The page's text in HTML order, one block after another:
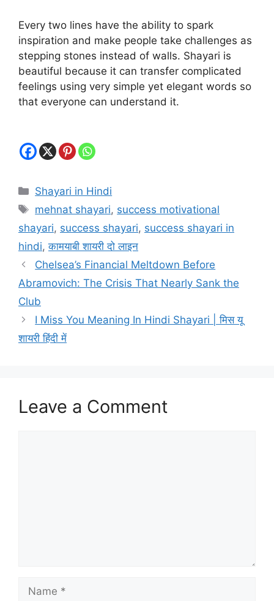
Every two lines have the ability to spark
inspiration and make people take challenges as
stepping stones instead of walls. Shayari is
beautiful because it can transfer complicated
feelings using very simple yet elegant words so
that everyone can understand it.
Categories
Shayari in Hindi
Tags
mehnat shayari, success motivational
shayari, success shayari, success shayari in
hindi,कामयाबी शायरी दो लाइन
Chelsea’s Financial Meltdown Before
Abramovich: The Crisis That Nearly Sank the
Club
I Miss You Meaning In Hindi Shayari | मिस यू
शायरी हिंदी में
Leave a Comment